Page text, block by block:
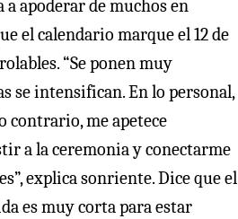
a apoderar de muchos en
el calendario marque el 12 de
“Se ponen muy
se intensifican. En lo personal,
contrario, me apetece
a la ceremonia y conectarme
explica sonriente. Dice que el
es muy corta para estar